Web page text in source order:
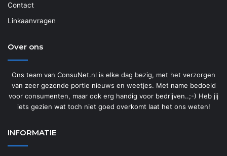
Contact
Linkaanvragen
Over ons
Ons team van ConsuNet.nl is elke dag bezig, met het verzorgen
van zeer gezonde portie nieuws en weetjes. Met name bedoeld
voor consumenten, maar ook erg handig voor bedrijven..;-) Heb jij
iets gezien wat toch niet goed overkomt laat het ons weten!
INFORMATIE